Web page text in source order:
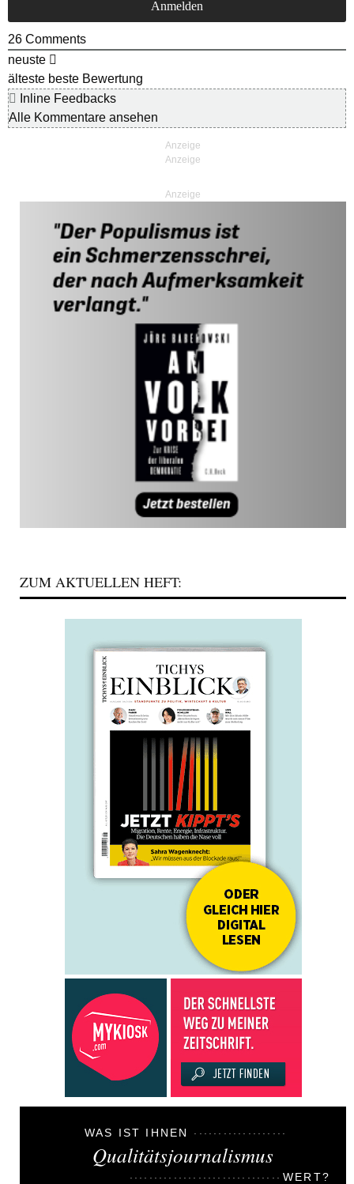
26 Comments
neuste
älteste beste Bewertung
Inline Feedbacks
Alle Kommentare ansehen
Anzeige
ZUM AKTUELLEN HEFT:
WAS IST IHNEN
Qualitätsjournalismus
WERT?